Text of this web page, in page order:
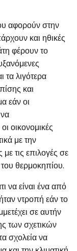
αφορούν στην
και ηθικές
φέρουν το
τα λιγότερα
και
εάν οι
οικονομικές
με την
με τις επιλογές σε
θερμοκηπίου.
να είναι ένα από
ντροπή εάν το
σε αυτήν
των σχετικών
σχολεία να